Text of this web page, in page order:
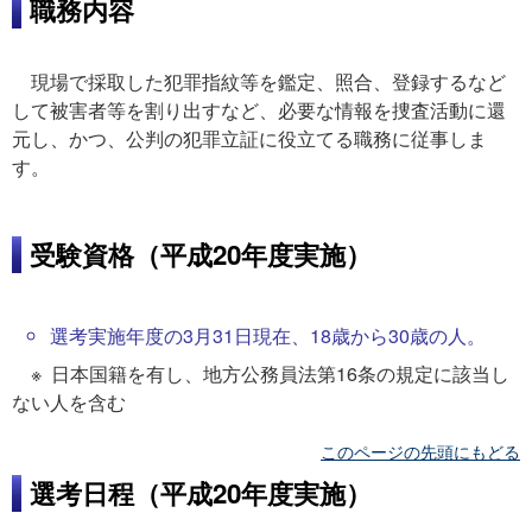
職務内容
現場で採取した犯罪指紋等を鑑定、照合、登録するなど
して被害者等を割り出すなど、必要な情報を捜査活動に還
元し、かつ、公判の犯罪立証に役立てる職務に従事しま
す。
受験資格（平成20年度実施）
選考実施年度の3月31日現在、18歳から30歳の人。
※ 日本国籍を有し、地方公務員法第16条の規定に該当し
ない人を含む
このページの先頭にもどる
選考日程（平成20年度実施）